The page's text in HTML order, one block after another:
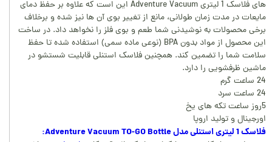
های فلاسک 1 لیتری Adventure Vacuum این است که علاوه بر حفظ دمای
مایعات در مدت زمان طولانی، مانع از تغییر بوی آن ها نیز شده و برخلاف
برخی محصولات به نوشیدنی شما طعم و بوی فلز را نخواهد داد. در ساخت
این محصول از مواد بدون BPA (نوعی ماده سمی) استفاده شده تا حفظ
سلامت شما را تضمین کند. همچنین فلاسک استنلی قابلیت شستشو در
ماشین ظرفشویی را دارد.
24 ساعت گرم
24 ساعت سرد
5روز ساعت تکه های یخ
اورجینال و تولید اروپا
فلاسک 1 لیتری استنلی مدل Adventure Vacuum TO-GO Bottle: